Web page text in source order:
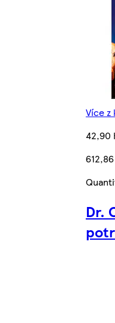
Více z
42,90
Dr.